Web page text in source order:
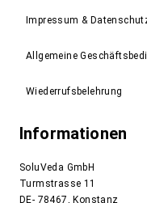
Impressum &
Allgemeine
Wiederrufsbelehrung
Informationen
SoluVeda GmbH
Turmstrasse 11
DE- 78467, Konstanz